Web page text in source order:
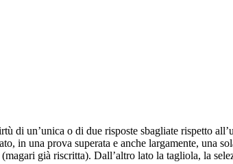
di un’unica o di due risposte sbagliate rispetto
in una prova superata e anche largamente, una
già riscritta). Dall’altro lato la tagliola, la